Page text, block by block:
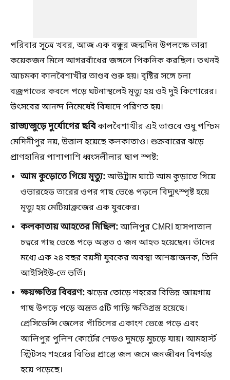
পরিবার সূত্রে খবর, আজ এক বন্ধুর জন্মদিন উপলক্ষে তারা
কয়েকজন মিলে আগরবাঁধের জঙ্গলে পিকনিক করছিল। তখনই
আচমকা কালবৈশাখীর তাণ্ডব শুরু হয়। বৃষ্টির সঙ্গে চলা
বজ্রপাতের কবলে পড়ে ঘটনাস্থলেই মৃত্যু হয় ওই দুই কিশোরের।
উৎসবের আনন্দ নিমেষেই বিষাদে পরিণত হয়।
রাজ্যজুড়ে দুর্যোগের ছবিকালবৈশাখীর এই তাণ্ডবে শুধু পশ্চিম
মেদিনীপুর নয়, উত্তাল হয়েছে কলকাতাও। শুক্রবারের ঝড়ে
প্রাণহানির পাশাপাশি ধ্বংসলীলার ছাপ স্পষ্ট:
আম কুড়োতে গিয়ে মৃত্যু:আউট্রাম ঘাটে আম কুড়াতে গিয়ে
ওভারহেড তারের ওপর গাছ ভেঙে পড়লে বিদ্যুৎস্পৃষ্ট হয়ে
মৃত্যু হয় মেটিয়াব্রুজের এক যুবকের।
কলকাতায় আহতের মিছিল:আলিপুর CMRI হাসপাতাল
চত্বরে গাছ ভেঙে পড়ে অন্তত ৩ জন আহত হয়েছেন। তাঁদের
মধ্যে এক ২৪ বছর বয়সী যুবকের অবস্থা আশঙ্কাজনক, তিনি
আইসিইউ-তে ভর্তি।
ক্ষয়ক্ষতির বিবরণ:ঝড়ের তোড়ে শহরের বিভিন্ন জায়গায়
গাছ উপড়ে পড়ে অন্তত ৫টি গাড়ি ক্ষতিগ্রস্ত হয়েছে।
প্রেসিডেন্সি জেলের পাঁচিলের একাংশ ভেঙে পড়ে এবং
আলিপুর পুলিশ কোর্টের শেডও দুমড়ে মুচড়ে যায়। আমহার্স্ট
স্ট্রিটসহ শহরের বিভিন্ন প্রান্তে জল জমে জনজীবন বিপর্যস্ত
হয়ে পড়েছে।